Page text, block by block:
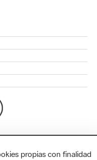
planta. Badajoz, 49.
propias con finalidad